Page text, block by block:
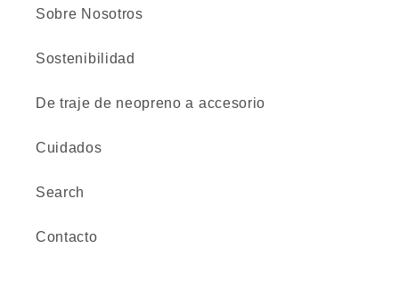
Sobre Nosotros
Sostenibilidad
De traje de neopreno a accesorio
Cuidados
Search
Contacto